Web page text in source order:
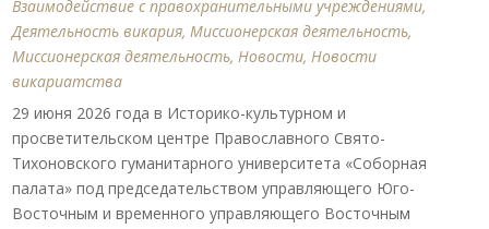
Взаимодействие с правохранительными учреждениями,
Деятельность викария, Миссионерская деятельность,
Миссионерская деятельность, Новости, Новости
викариатства
29 июня 2026 года в Историко-культурном и
просветительском центре Православного Свято-
Тихоновского гуманитарного университета «Соборная
палата» под председательством управляющего Юго-
Восточным и временного управляющего Восточным